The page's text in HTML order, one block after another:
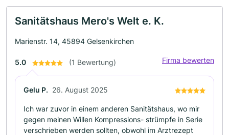
Sanitätshaus Mero's Welt e. K.
Marienstr. 14, 45894 Gelsenkirchen
5.0 (1 Bewertung) Firma bewerten
Gelu P. 26. August 2025
Ich war zuvor in einem anderen Sanitätshaus, wo mir
gegen meinen Willen Kompressions- strümpfe in Serie
verschrieben werden sollten, obwohl im Arztrezept